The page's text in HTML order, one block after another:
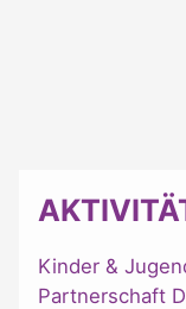
Kinder &
Partnerschaft